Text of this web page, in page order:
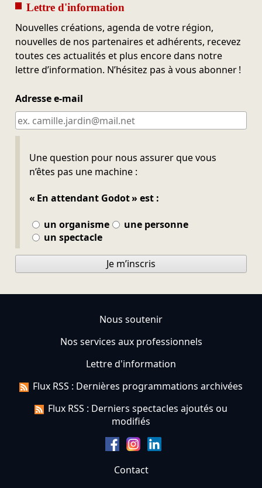
Lettre d'information
Nouvelles créations, agenda de votre région,
nouvelles de nos partenaires et adhérents, recevez
toutes ces actualités et plus encore dans notre
lettre d’information. N’hésitez pas à vous abonner !
Adresse e-mail
Une question pour nous assurer que vous
n’êtes pas une machine :
« En attendant Godot » est :
un organisme
une personne
un spectacle
Ne pas remplir
Je m’inscris
Nous soutenir
Nos services aux professionnels
Lettre d'information
Flux RSS : Dernières programmations archivées
Flux RSS : Derniers spectacles ajoutés ou
modifiés
Contact